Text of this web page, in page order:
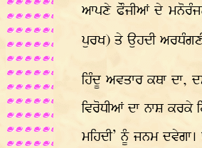
ਆਪਣੇ ਫੌਜੀਆਂ ਦੇ ਮਨੋਰੰਜਨ
ਪੁਰਖ) ਤੇ ਉਹਦੀ
ਹਿੰਦੂ ਅਵਤਾਰ ਕਥਾ ਦਾ,
ਵਿਰੋਧੀਆਂ ਦਾ ਨਾਸ਼ ਕਰਕੇ
ਮਹਿਦੀ’ ਨੂੰ ਜਨਮ